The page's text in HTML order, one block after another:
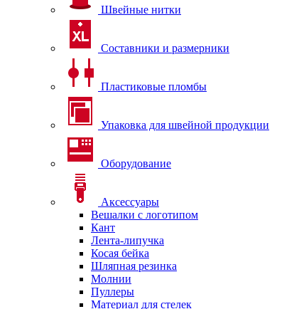
Швейные нитки
Составники и размерники
Пластиковые пломбы
Упаковка для швейной продукции
Оборудование
Аксессуары
Вешалки с логотипом
Кант
Лента-липучка
Косая бейка
Шляпная резинка
Молнии
Пуллеры
Материал для стелек